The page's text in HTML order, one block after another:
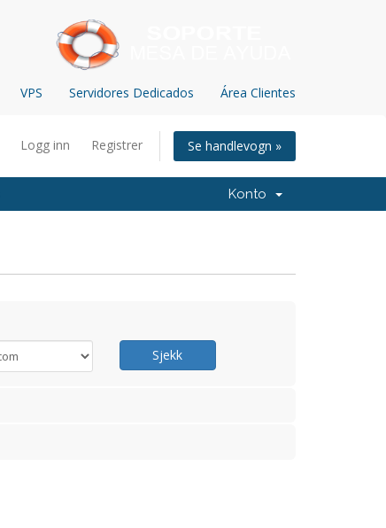
VPS Servidores Dedicados Área Clientes
Logg inn Registrer Se handlevogn »
Konto
Sjekk